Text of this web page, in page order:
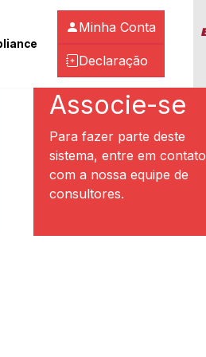
Minha Conta
Declaração
Preto
Associe-se
Para fazer parte deste
sistema, entre em contato
com a nossa equipe de
consultores.